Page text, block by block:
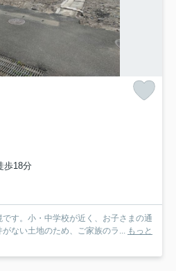
歩18分
す。小・中学校が近く、お子さまの通
ない土地のため、ご家族のラ... もっと